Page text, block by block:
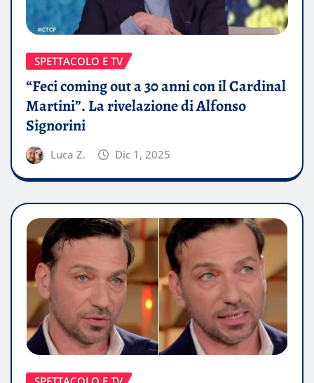
SPETTACOLO E TV
“Feci coming out a 30 anni con il Cardinal
Martini”. La rivelazione di Alfonso
Signorini
Luca Z. Dic 1, 2025